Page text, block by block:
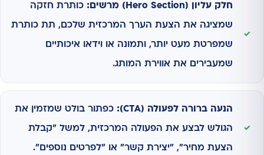
חלק עליון (Hero Section) מרשים: כותרת חזקה
שמציגה את הצעת הערך המרכזית שלכם, תת כותרת
שמפרטת מעט יותר, ותמונה או וידאו איכותיים
שמעבירים את אווירת המותג.
הנעה ברורה לפעולה (CTA): כפתור בולט שמזמין את
הגולש לבצע את הפעולה המרכזית, למשל "קבלת
הצעת מחיר", "יצירת קשר" או "לפרטים נוספים".